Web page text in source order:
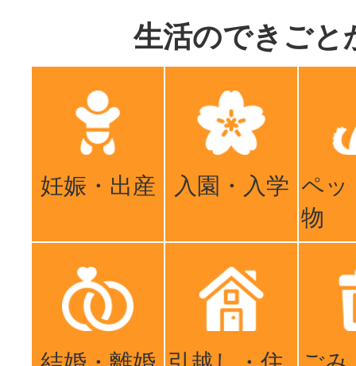
生活のできごと
妊娠・出産 入園・入学 ペッ
物